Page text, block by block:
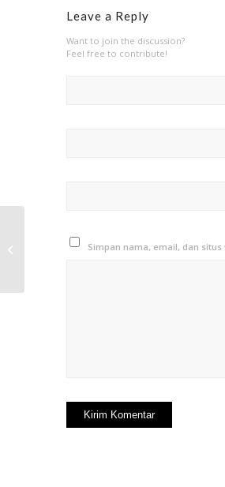
Leave a Reply
Want to join the discussion?
Feel free to contribute!
Simpan nama, email, dan
Akselerasi Sulbar